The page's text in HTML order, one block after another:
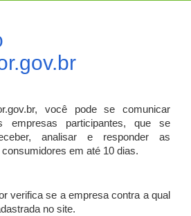
você pode se comunicar
empresas participantes, que se
analisar e responder as
em até 10 dias.
verifica se a empresa contra a qual
no site.